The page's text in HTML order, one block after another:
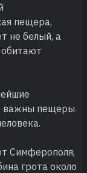
пещера,
не белый, а
важны пещеры
Симферополя,
грота около